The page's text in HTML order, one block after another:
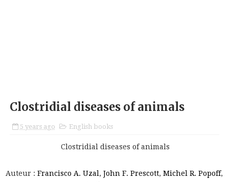
Clostridial diseases of animals
5 years ago English books
Clostridial diseases of animals
Auteur :Francisco A. Uzal ,John F. Prescott,Michel R. Popoff,